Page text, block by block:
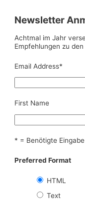
Newsletter
Achtmal im Jahr
Empfehlungen zu
Email Address*
First Name
* = Benötigte Eingabe
Preferred Format
HTML
Text